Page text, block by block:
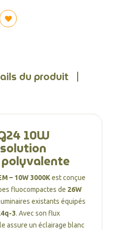
du produit
10W
– 10W 3000Kest conçue
fluocompactes de 26W
existants équipés
3. Avec son flux
assure un éclairage blanc